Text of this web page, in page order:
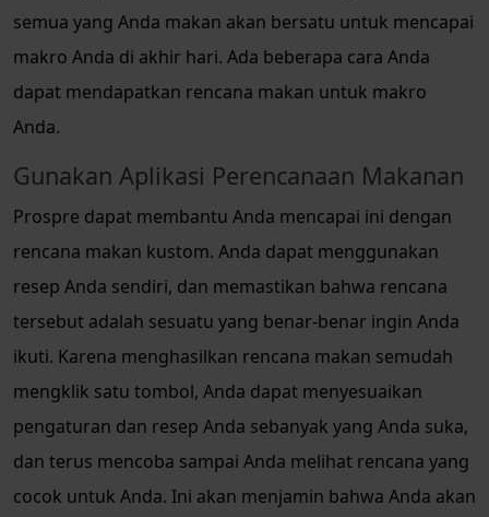
semua yang Anda makan akan bersatu untuk mencapai
makro Anda di akhir hari. Ada beberapa cara Anda
dapat mendapatkan rencana makan untuk makro
Anda.
Gunakan Aplikasi Perencanaan Makanan
Prospre dapat membantu Anda mencapai ini dengan
rencana makan kustom. Anda dapat menggunakan
resep Anda sendiri, dan memastikan bahwa rencana
tersebut adalah sesuatu yang benar-benar ingin Anda
ikuti. Karena menghasilkan rencana makan semudah
mengklik satu tombol, Anda dapat menyesuaikan
pengaturan dan resep Anda sebanyak yang Anda suka,
dan terus mencoba sampai Anda melihat rencana yang
cocok untuk Anda. Ini akan menjamin bahwa Anda akan